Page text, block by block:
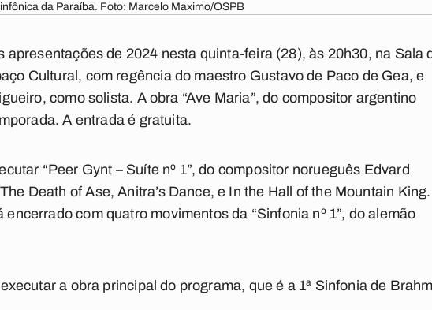
da Paraíba. Foto: Marcelo Maximo/OSPB
de 2024 nesta quinta-feira (28), às 20h30, na Sala
Cultural, com regência do maestro Gustavo de Paco de Gea, e
como solista. A obra “Ave Maria”, do compositor argentino
A entrada é gratuita.
“Peer Gynt – Suíte nº 1”, do compositor norueguês Edvard
Death of Ase, Anitra’s Dance, e In the Hall of the Mountain King.
com quatro movimentos da “Sinfonia nº 1”, do alemão
a obra principal do programa, que é a 1ª Sinfonia de